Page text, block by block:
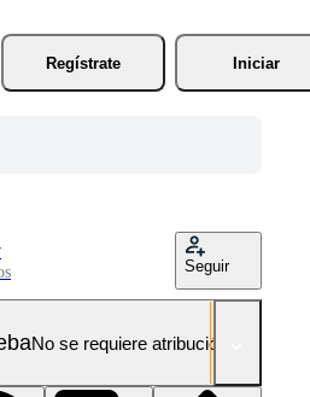
Regístrate
Iniciar
Seguir
No se requiere atribución!